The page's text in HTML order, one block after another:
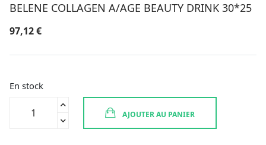
BELENE COLLAGEN A/AGE BEAUTY DRINK 30*25
97,12€
En stock
AJOUTER AU PANIER